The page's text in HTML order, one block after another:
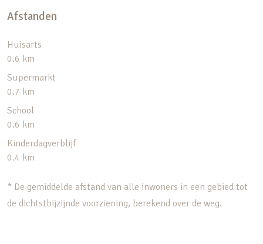
Afstanden
Huisarts
0.6 km
Supermarkt
0.7 km
School
0.6 km
Kinderdagverblijf
0.4 km
* De gemiddelde afstand van alle inwoners in een gebied tot
de dichtstbijzijnde voorziening, berekend over de weg.